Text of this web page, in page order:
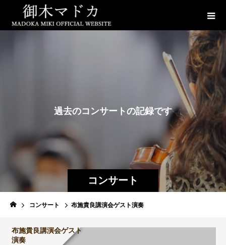
コンサート
過去のコ ンサー トの記録です
コンサート 布施貴良講演会ゲスト演奏
布施貴良講演会ゲスト
演奏